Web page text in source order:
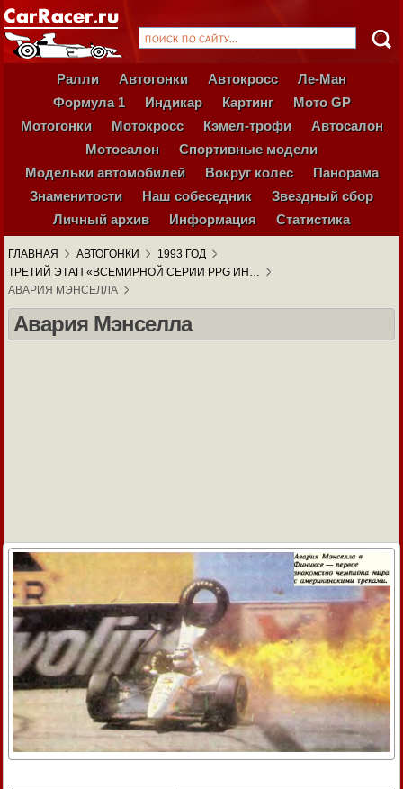
Ралли Автогонки Автокросс
Ле-Ман
Формула 1
Индикар Картинг
Мото GP
Мотогонки
Мотокросс Кэмел-трофи
Автосалон
Мотосалон
Спортивные модели
Модельки автомобилей
Вокруг колес
Панорама
Знаменитости
Наш собеседник
Звездный сбор
Личный архив
Информация Статистика
ГЛАВНАЯ АВТОГОНКИ
1993 ГОД
ТРЕТИЙ ЭТАП «ВСЕМИРНОЙ СЕРИИ PPG ИН…
АВАРИЯ МЭНСЕЛЛА
Авария Мэнселла